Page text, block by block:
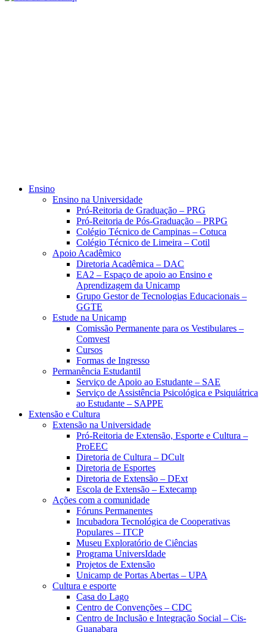
Ensino
Ensino na Universidade
Pró-Reitoria de Graduação – PRG
Pró-Reitoria de Pós-Graduação – PRPG
Colégio Técnico de Campinas – Cotuca
Colégio Técnico de Limeira – Cotil
Apoio Acadêmico
Diretoria Acadêmica – DAC
EA2 – Espaço de apoio ao Ensino e
Aprendizagem da Unicamp
Grupo Gestor de Tecnologias Educacionais –
GGTE
Estude na Unicamp
Comissão Permanente para os Vestibulares –
Comvest
Cursos
Formas de Ingresso
Permanência Estudantil
Serviço de Apoio ao Estudante – SAE
Serviço de Assistência Psicológica e Psiquiátrica
ao Estudante – SAPPE
Extensão e Cultura
Extensão na Universidade
Pró-Reitoria de Extensão, Esporte e Cultura –
ProEEC
Diretoria de Cultura – DCult
Diretoria de Esportes
Diretoria de Extensão – DExt
Escola de Extensão – Extecamp
Ações com a comunidade
Fóruns Permanentes
Incubadora Tecnológica de Cooperativas
Populares – ITCP
Museu Exploratório de Ciências
Programa UniversIdade
Projetos de Extensão
Unicamp de Portas Abertas – UPA
Cultura e esporte
Casa do Lago
Centro de Convenções – CDC
Centro de Inclusão e Integração Social – Cis-
Guanabara